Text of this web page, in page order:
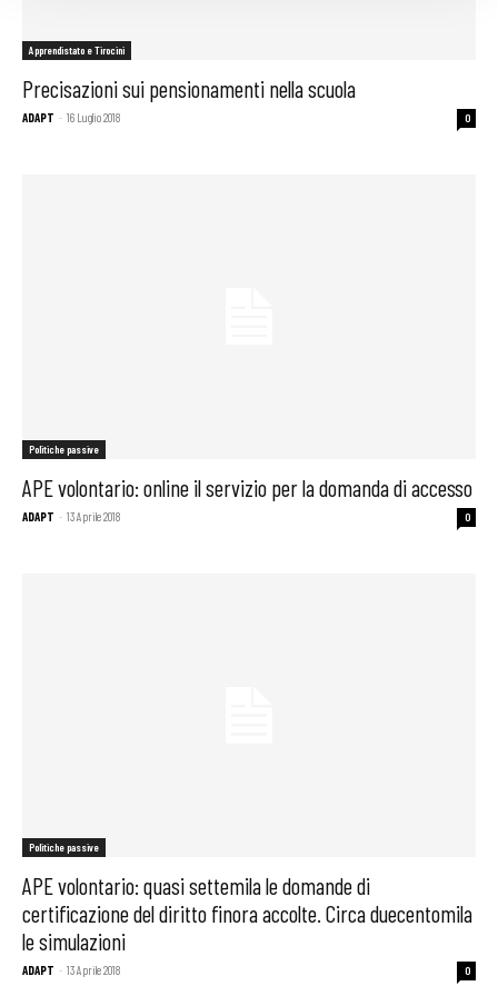
Apprendistato e Tirocini
Precisazioni sui pensionamenti nella scuola
ADAPT - 16 Luglio 2018 0
Politiche passive
APE volontario: online il servizio per la domanda di accesso
ADAPT - 13 Aprile 2018 0
Politiche passive
APE volontario: quasi settemila le domande di
certificazione del diritto finora accolte. Circa duecentomila
le simulazioni
ADAPT - 13 Aprile 2018 0